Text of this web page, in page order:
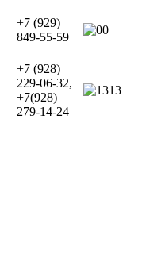
+7 (929)
849-55-59
0
+7 (928)
229-06-32,
+7(928)
279-14-24
13